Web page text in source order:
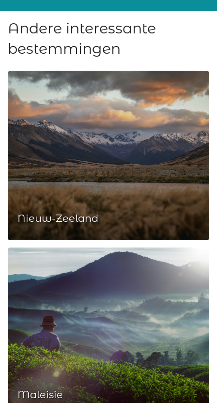
Andere interessante
bestemmingen
Nieuw-Zeeland
Maleisië